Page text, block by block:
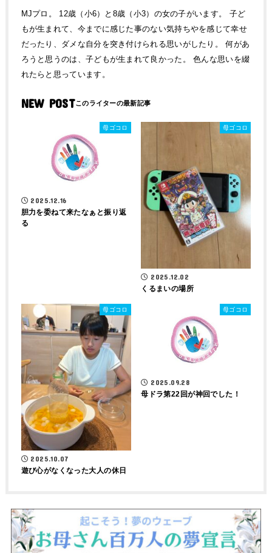
MJプロ。 12歳（小6）と8歳（小3）の女の子がいます。 子ど
もが生まれて、今までに感じた事のない気持ちやを感じて幸せ
だったり、ダメな自分を突き付けられる思いがしたり。 何があ
ろうと思うのは、子どもが生まれて良かった。 色んな思いを綴
れたらと思っています。
NEW POST
母ゴコロ
2025.12.16
胆力を委ねて来たなぁと振り返
る
母ゴコロ
2025.12.02
くるまいの場所
母ゴコロ
2025.10.07
遊び心がなくなった大人の休日
母ゴコロ
2025.09.28
母ドラ第22回が神回でした！